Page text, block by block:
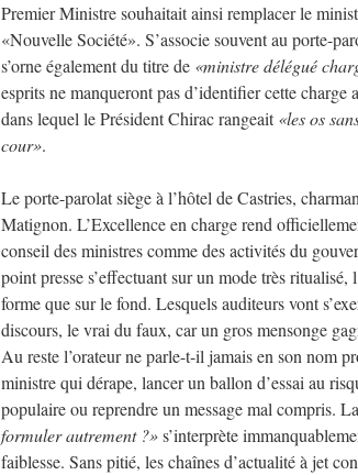
Premier Ministre souhaitait ainsi remplacer le
«Nouvelle Société». S’associe souvent au porte-
s’orne également du titre de «ministre délégué
esprits ne manqueront pas d’identifier cette charge
dans lequel le Président Chirac rangeait«les os
cour».
Le porte-parolat siège à l’hôtel de Castries,
Matignon. L’Excellence en charge rend
conseil des ministres comme des activités du
point presse s’effectuant sur un mode très
forme que sur le fond. Lesquels auditeurs vont
discours, le vrai du faux, car un gros mensonge
Au reste l’orateur ne parle-t-il jamais en son nom
ministre qui dérape, lancer un ballon d’essai au
populaire ou reprendre un message mal compris.
formuler autrement ?»s’interprète
faiblesse. Sans pitié, les chaînes d’actualité à jet